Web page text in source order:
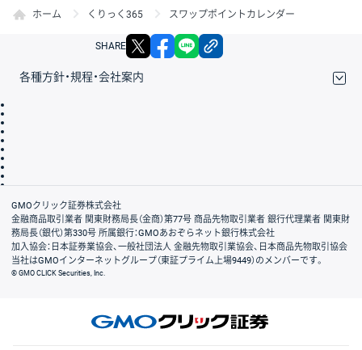
ホーム くりっく365 スワップポイントカレンダー
SHARE X facebook
各種方針・規程・会社案内
会社案内
GMOクリック証券株式会社
金融商品取引業者 関東財務局長（金商）第77号 商品先物取引業者 銀行代理業者 関東財
務局長（銀代）第330号 所属銀行：GMOあおぞらネット銀行株式会社
加入協会：日本証券業協会、一般社団法人 金融先物取引業協会、日本商品先物取引協会
当社はGMOインターネットグループ（東証プライム上場9449）のメンバーです。
© GMO CLICK Securities, Inc.